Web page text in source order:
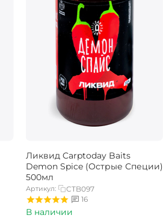
Ликвид Carptoday Baits
Demon Spice (Острые Специи)
500мл
Артикул:
CTB097
16
В наличии